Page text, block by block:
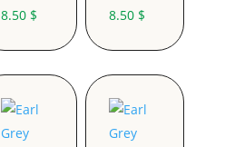
8.50 $
8.50 $